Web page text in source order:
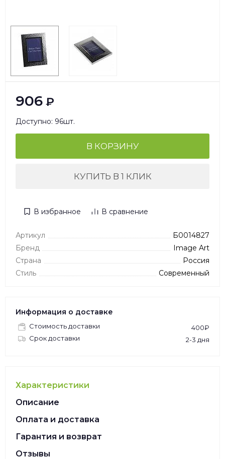
906 ₽
Доступно: 96шт.
В КОРЗИНУ
КУПИТЬ В 1 КЛИК
В избранное В сравнение
Артикул
Б0014827
Бренд
Image Art
Страна
Россия
Стиль
Современный
Информация о доставке
Стоимость доставки
400₽
Срок доставки
2-3 дня
Характеристики
Описание
Оплата и доставка
Гарантия и возврат
Отзывы